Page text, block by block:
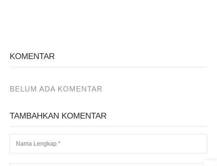
KOMENTAR
BELUM ADA KOMENTAR
TAMBAHKAN KOMENTAR